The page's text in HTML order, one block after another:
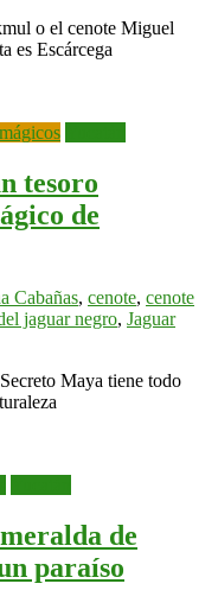
o el cenote Miguel
es Escárcega
tesoro
de
Cabañas, cenote, cenote
jaguar negro, Jaguar
Maya tiene todo
de
paraíso